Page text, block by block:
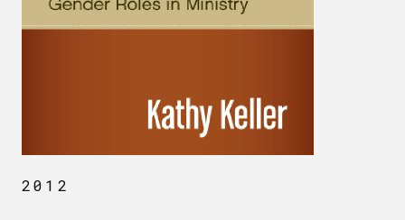
2012